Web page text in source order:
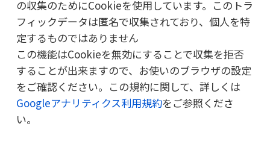
の収集のためにCookieを使用しています。このトラ
フィックデータは匿名で収集されており、個人を特
定するものではありません
この機能はCookieを無効にすることで収集を拒否
することが出来ますので、お使いのブラウザの設定
をご確認ください。この規約に関して、詳しくは
Googleアナリティクス利用規約をご参照くださ
い。